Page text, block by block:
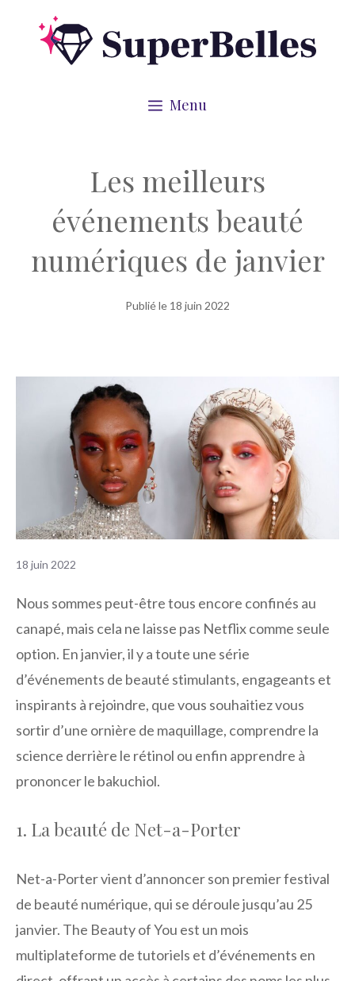
Menu
Les meilleurs
événements beauté
numériques de janvier
Publié le 18 juin 2022
18 juin 2022
Nous sommes peut-être tous encore confinés au
canapé, mais cela ne laisse pas Netflix comme seule
option. En janvier, il y a toute une série
d’événements de beauté stimulants, engageants et
inspirants à rejoindre, que vous souhaitiez vous
sortir d’une ornière de maquillage, comprendre la
science derrière le rétinol ou enfin apprendre à
prononcer le bakuchiol.
1. La beauté de Net-a-Porter
Net-a-Porter vient d’annoncer son premier festival
de beauté numérique, qui se déroule jusqu’au 25
janvier. The Beauty of You est un mois
multiplateforme de tutoriels et d’événements en